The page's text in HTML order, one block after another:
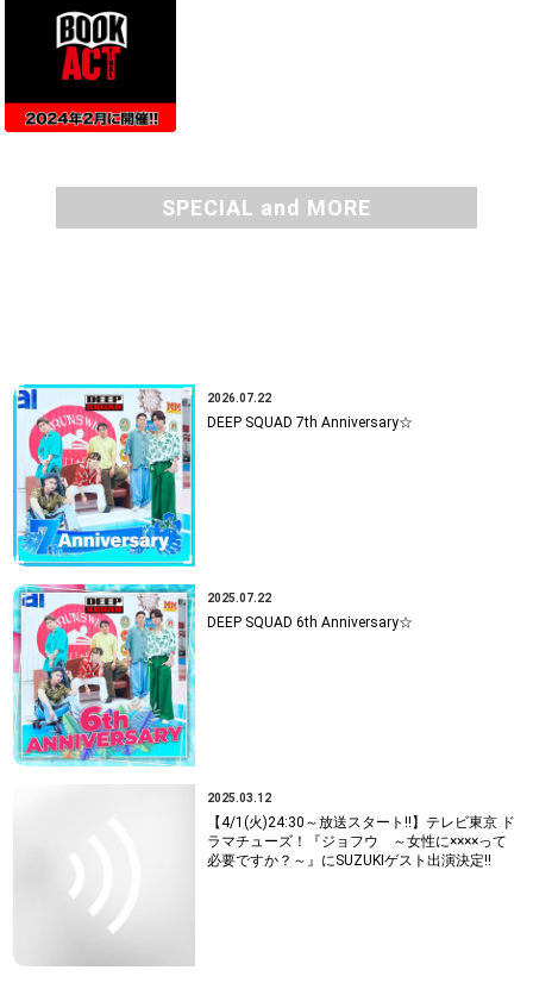
SPECIAL and MORE
2026.07.22
DEEP SQUAD 7th Anniversary☆
2025.07.22
DEEP SQUAD 6th Anniversary☆
2025.03.12
【4/1(火)24:30～放送スタート!!】テレビ東京 ド
ラマチューズ！『ジョフウ ～女性に××××って
必要ですか？～』にSUZUKIゲスト出演決定!!